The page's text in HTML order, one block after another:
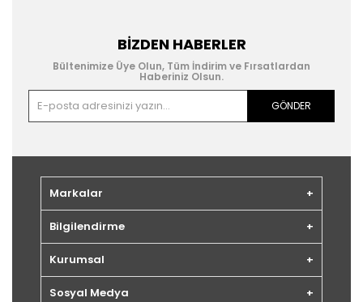
BIZDEN HABERLER
Bültenimize Üye Olun, Tüm İndirim ve Fırsatlardan
Haberiniz Olsun.
GÖNDER
Markalar
Bilgilendirme
Kurumsal
Sosyal Medya